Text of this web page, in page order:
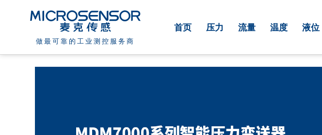
做最可靠的工业测控服务商
首页 压力 流量 温度 液位